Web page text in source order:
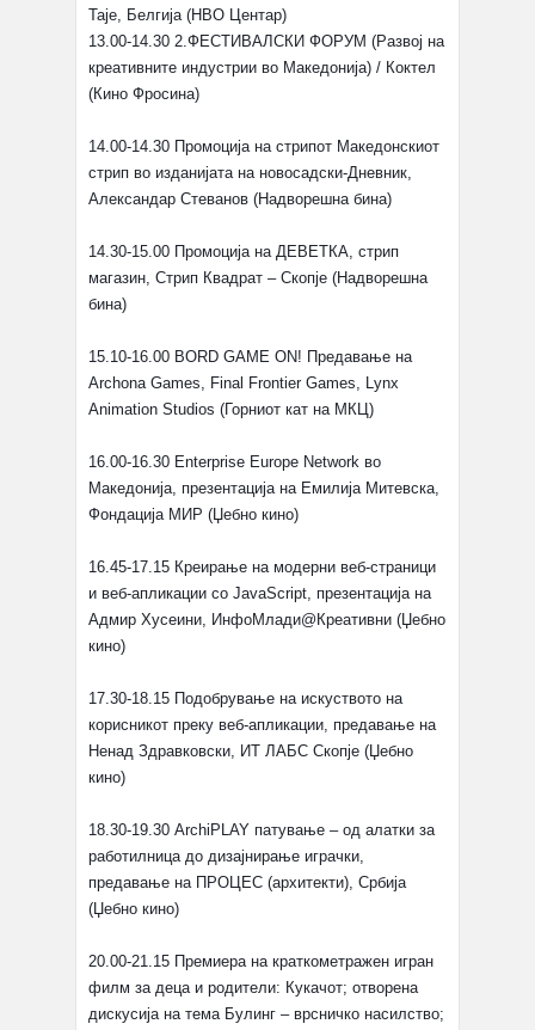
Таје, Белгија (НВО Центар)
13.00-14.30 2.ФЕСТИВАЛСКИ ФОРУМ (Развој на
креативните индустрии во Македонија) / Коктел
(Кино Фросина)
14.00-14.30 Промоција на стрипот Македонскиот
стрип во изданијата на новосадски-Дневник,
Александар Стеванов (Надворешна бина)
14.30-15.00 Промоција на ДЕВЕТКА, стрип
магазин, Стрип Квадрат – Скопје (Надворешна
бина)
15.10-16.00 BORD GAME ON! Предавање на
Archona Games, Final Frontier Games, Lynx
Animation Studios (Горниот кат на МКЦ)
16.00-16.30 Enterprise Europe Network во
Македонија, презентација на Емилија Митевска,
Фондација МИР (Џебно кино)
16.45-17.15 Креирање на модерни веб-страници
и веб-апликации со JavaScript, презентација на
Адмир Хусеини, ИнфоМлади@Креативни (Џебно
кино)
17.30-18.15 Подобрување на искуството на
корисникот преку веб-апликации, предавање на
Ненад Здравковски, ИТ ЛАБС Скопје (Џебно
кино)
18.30-19.30 ArchiPLAY патување – од алатки за
работилница до дизајнирање играчки,
предавање на ПРОЦЕС (архитекти), Србија
(Џебно кино)
20.00-21.15 Премиера на краткометражен игран
филм за деца и родители: Кукачот; отворена
дискусија на тема Булинг – врсничко насилство;